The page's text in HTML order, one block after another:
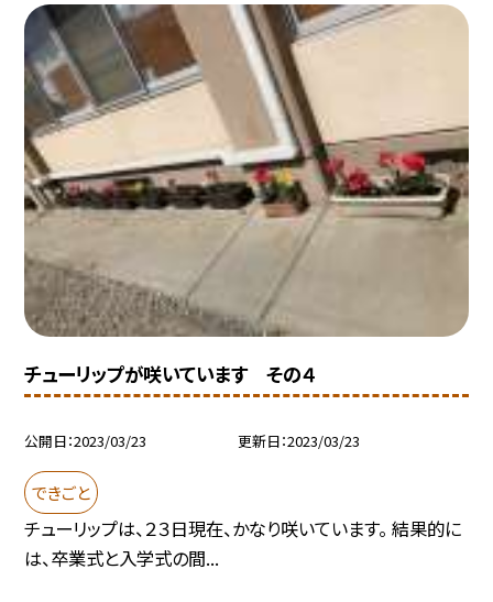
チューリップが咲いています その４
公開日 2023/03/23 更新日 2023/03/23
できごと
チューリップは、２３日現在、かなり咲いています。 結果的に
は、卒業式と入学式の間...